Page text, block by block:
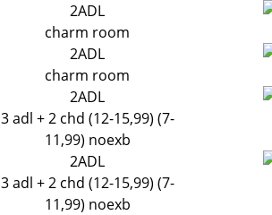
2ADL
charm room
2ADL
charm room
2ADL
3 adl + 2 chd (12-15,99) (7-
11,99) noexb
2ADL
3 adl + 2 chd (12-15,99) (7-
11,99) noexb